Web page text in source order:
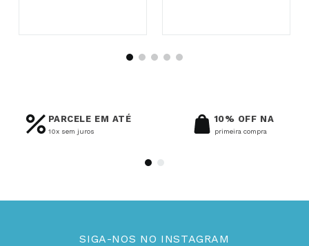
PARCELE EM ATÉ
10x sem juros
10% OFF NA
primeira compra
SIGA-NOS NO INSTAGRAM